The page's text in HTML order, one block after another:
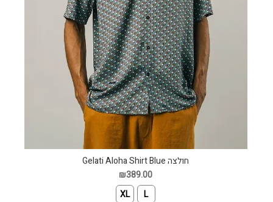
חולצה Gelati Aloha Shirt Blue
₪389.00
L
XL